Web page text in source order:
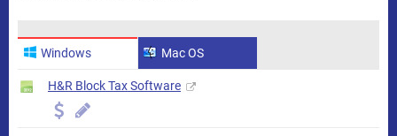
Windows Mac OS
H&R Block Tax Software